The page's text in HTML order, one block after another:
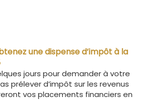
une dispense d’impôt à la
jours pour demander à votre
prélever d’impôt sur les revenus
vos placements financiers en